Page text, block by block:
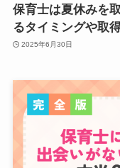
保育士は夏休みを
るタイミングや取
2025年6月30日